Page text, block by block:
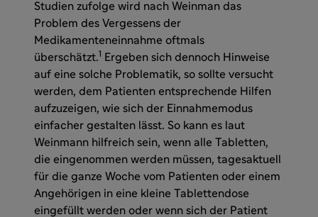
Studien zufolge wird nach Weinman das
Problem des Vergessens der
Medikamenteneinnahme oftmals
überschätzt.1
Ergeben sich dennoch Hinweise
auf eine solche Problematik, so sollte versucht
werden, dem Patienten entsprechende Hilfen
aufzuzeigen, wie sich der Einnahmemodus
einfacher gestalten lässt. So kann es laut
Weinmann hilfreich sein, wenn alle Tabletten,
die eingenommen werden müssen, tagesaktuell
für die ganze Woche vom Patienten oder einem
Angehörigen in eine kleine Tablettendose
eingefüllt werden oder wenn sich der Patient